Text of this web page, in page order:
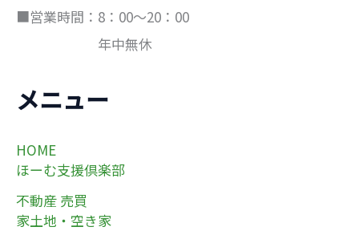
■営業時間：8：00～20：00
年中無休
メニュー
HOME
ほーむ支援倶楽部
不動産 売買
家土地・空き家